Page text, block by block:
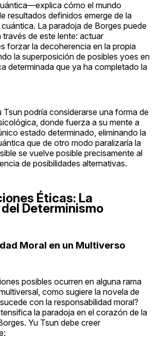
cómo el mundo
resultados definidos emerge de la
La paradoja de Borges puede
través de este lente: actuar
forzar la decoherencia en la propia
la superposición de posibles yoes en
determinada que ya ha completado la
Tsun podría considerarse una forma de
donde fuerza a su mente a
estado determinado, eliminando la
que de otro modo paralizaría la
se vuelve posible precisamente al
de posibilidades alternativas.
Éticas: La
Determinismo
Moral en un Multiverso
posibles ocurren en alguna rama
como sugiere la novela de
con la responsabilidad moral?
la paradoja en el corazón de la
Yu Tsun debe creer